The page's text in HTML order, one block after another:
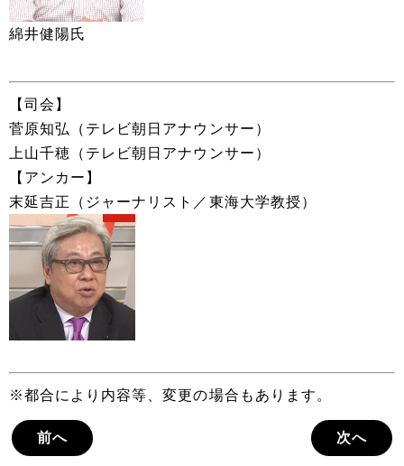
綿井健陽氏
【司会】
菅原知弘（テレビ朝日アナウンサー）
上山千穂（テレビ朝日アナウンサー）
【アンカー】
末延吉正（ジャーナリスト／東海大学教授）
※都合により内容等、変更の場合もあります。
前へ 次へ